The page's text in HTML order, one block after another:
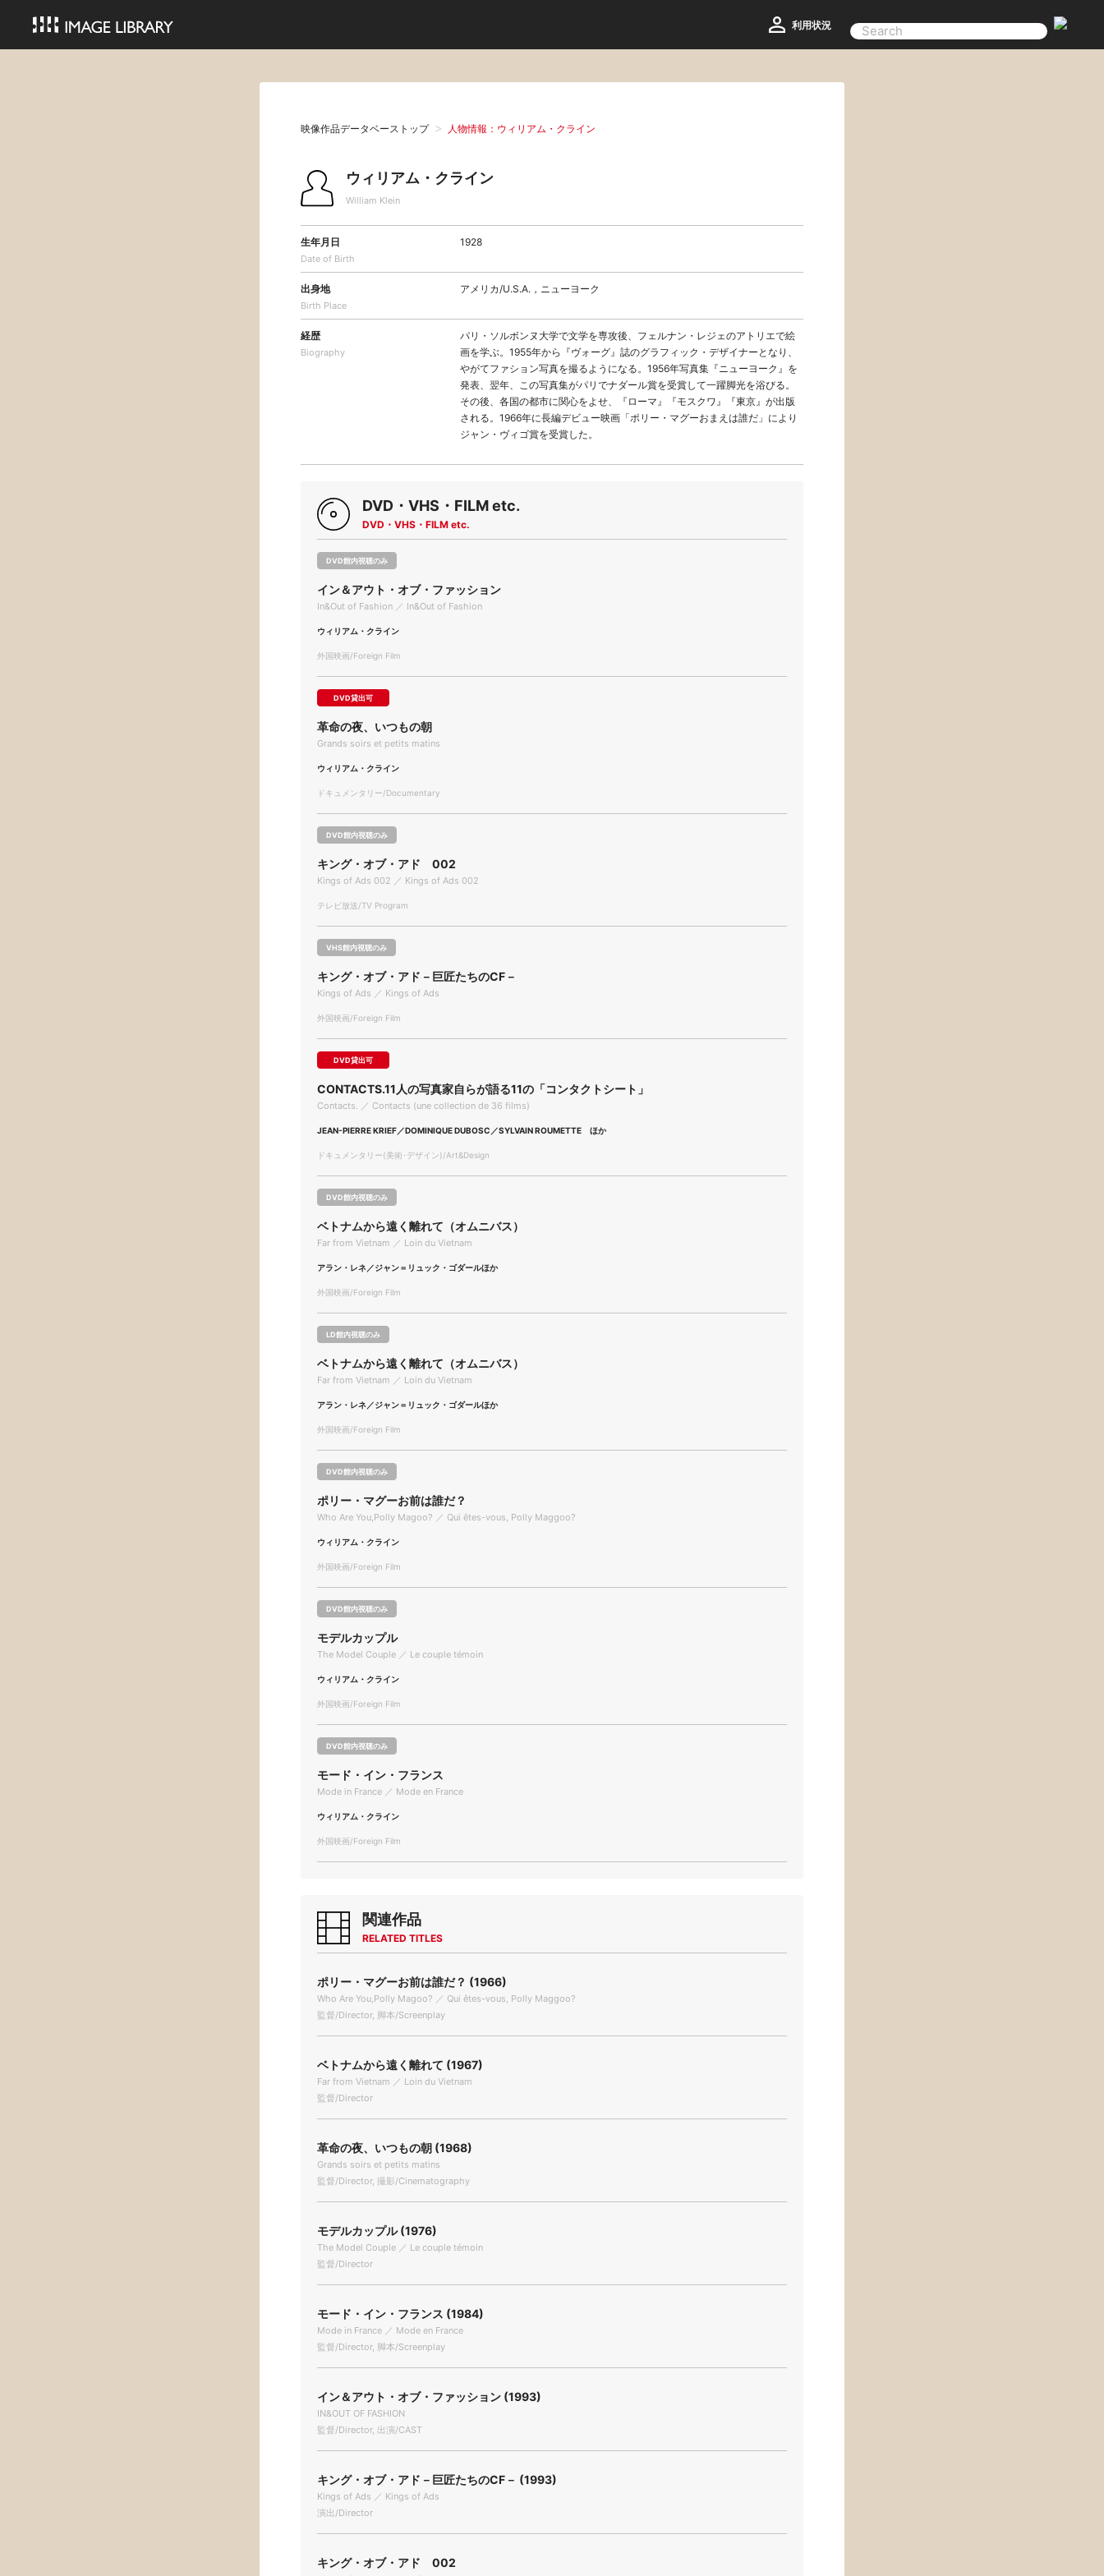
利用状況
映像作品データベーストップ 人物情報：ウィリアム・クライン
ウィリアム・クライン
William Klein
生年月日
Date of Birth
1928
出身地
Birth Place
アメリカ/U.S.A.，ニューヨーク
経歴
Biography
パリ・ソルボンヌ大学で文学を専攻後、フェルナン・レジェのアトリエで絵
画を学ぶ。1955年から『ヴォーグ』誌のグラフィック・デザイナーとなり、
やがてファション写真を撮るようになる。1956年写真集『ニューヨーク』を
発表、翌年、この写真集がパリでナダール賞を受賞して一躍脚光を浴びる。
その後、各国の都市に関心をよせ、『ローマ』『モスクワ』『東京』が出版
される。1966年に長編デビュー映画「ポリー・マグーおまえは誰だ」により
ジャン・ヴィゴ賞を受賞した。
DVD・VHS・FILM etc.
DVD・VHS・FILM etc.
DVD館内視聴のみ
イン＆アウト・オブ・ファッション
In&Out of Fashion ／ In&Out of Fashion
ウィリアム・クライン
外国映画/Foreign Film
DVD貸出可
革命の夜、いつもの朝
Grands soirs et petits matins
ウィリアム・クライン
ドキュメンタリー/Documentary
DVD館内視聴のみ
キング・オブ・アド 002
Kings of Ads 002 ／ Kings of Ads 002
テレビ放送/TV Program
VHS館内視聴のみ
キング・オブ・アド－巨匠たちのCF－
Kings of Ads ／ Kings of Ads
外国映画/Foreign Film
DVD貸出可
CONTACTS.11人の写真家自らが語る11の「コンタクトシート」
Contacts. ／ Contacts (une collection de 36 films)
JEAN-PIERRE KRIEF／DOMINIQUE DUBOSC／SYLVAIN ROUMETTE ほか
ドキュメンタリー(美術･デザイン)/Art&Design
DVD館内視聴のみ
ベトナムから遠く離れて（オムニバス）
Far from Vietnam ／ Loin du Vietnam
アラン・レネ／ジャン＝リュック・ゴダールほか
外国映画/Foreign Film
LD館内視聴のみ
ベトナムから遠く離れて（オムニバス）
Far from Vietnam ／ Loin du Vietnam
アラン・レネ／ジャン＝リュック・ゴダールほか
外国映画/Foreign Film
DVD館内視聴のみ
ポリー・マグーお前は誰だ？
Who Are You,Polly Magoo? ／ Qui êtes-vous, Polly Maggoo?
ウィリアム・クライン
外国映画/Foreign Film
DVD館内視聴のみ
モデルカップル
The Model Couple ／ Le couple témoin
ウィリアム・クライン
外国映画/Foreign Film
DVD館内視聴のみ
モード・イン・フランス
Mode in France ／ Mode en France
ウィリアム・クライン
外国映画/Foreign Film
関連作品
RELATED TITLES
ポリー・マグーお前は誰だ？ (1966)
Who Are You,Polly Magoo? ／ Qui êtes-vous, Polly Maggoo?
監督/Director, 脚本/Screenplay
ベトナムから遠く離れて (1967)
Far from Vietnam ／ Loin du Vietnam
監督/Director
革命の夜、いつもの朝 (1968)
Grands soirs et petits matins
監督/Director, 撮影/Cinematography
モデルカップル (1976)
The Model Couple ／ Le couple témoin
監督/Director
モード・イン・フランス (1984)
Mode in France ／ Mode en France
監督/Director, 脚本/Screenplay
イン＆アウト・オブ・ファッション (1993)
IN&OUT OF FASHION
監督/Director, 出演/CAST
キング・オブ・アド－巨匠たちのCF－ (1993)
Kings of Ads ／ Kings of Ads
演出/Director
キング・オブ・アド 002